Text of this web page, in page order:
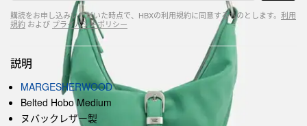
購読をお申し込みいただいた時点で、HBXの利用規約に同意するものとします。 利用
規約 および プライバシーポリシー
説明
MARGESHERWOOD
Belted Hobo Medium
ヌバックレザー製